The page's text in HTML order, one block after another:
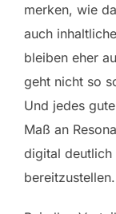
merken, wie
auch
bleiben eher
geht nicht so
Und jedes
Maß an
digital deutlich
bereitzustellen.